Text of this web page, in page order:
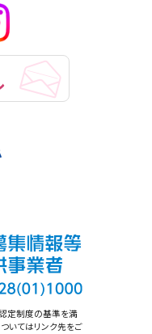
定制度の基準を満
いてはリンク先をご